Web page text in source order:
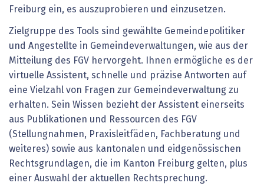
Freiburg ein, es auszuprobieren und einzusetzen.
Zielgruppe des Tools sind gewählte Gemeindepolitiker
und Angestellte in Gemeindeverwaltungen, wie aus der
Mitteilung des FGV hervorgeht. Ihnen ermögliche es der
virtuelle Assistent, schnelle und präzise Antworten auf
eine Vielzahl von Fragen zur Gemeindeverwaltung zu
erhalten. Sein Wissen bezieht der Assistent einerseits
aus Publikationen und Ressourcen des FGV
(Stellungnahmen, Praxisleitfäden, Fachberatung und
weiteres) sowie aus kantonalen und eidgenössischen
Rechtsgrundlagen, die im Kanton Freiburg gelten, plus
einer Auswahl der aktuellen Rechtsprechung.